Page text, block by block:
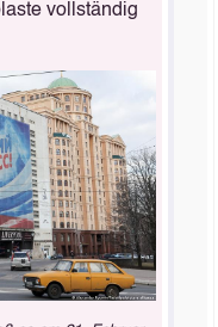
vollständig